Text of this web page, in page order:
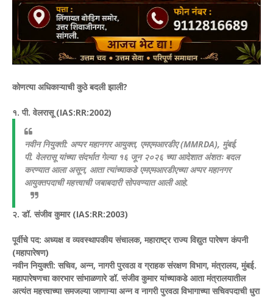
कोणत्या अधिकाऱ्याची कुठे बदली झाली?
१. पी. वेलरासू (IAS:RR:2002)
नवीन नियुक्ती: अप्पर महानगर आयुक्त, एमएमआरडीए (MMRDA), मुंबई.
पी. वेलरासू यांच्या संदर्भात गेल्या १६ जून २०२६ च्या आदेशात अंशतः बदल
करण्यात आला असून, आता त्यांच्याकडे एमएमआरडीएच्या अप्पर महानगर
आयुक्तपदाची महत्त्वाची जबाबदारी सोपवण्यात आली आहे.
२. डॉ. संजीव कुमार (IAS:RR:2003)
पूर्वीचे पद: अध्यक्ष व व्यवस्थापकीय संचालक, महाराष्ट्र राज्य विद्युत पारेषण कंपनी
(महापारेषण)
नवीन नियुक्ती: सचिव, अन्न, नागरी पुरवठा व ग्राहक संरक्षण विभाग, मंत्रालय, मुंबई.
महापारेषणचा कारभार सांभाळणारे डॉ. संजीव कुमार यांच्याकडे आता मंत्रालयातील
अत्यंत महत्त्वाच्या समजल्या जाणाऱ्या अन्न व नागरी पुरवठा विभागाच्या सचिवपदाची धुरा